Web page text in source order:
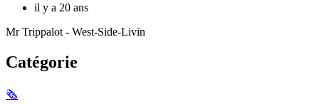
il y a 20 ans
Mr Trippalot - West-Side-Livin
Catégorie
🗞